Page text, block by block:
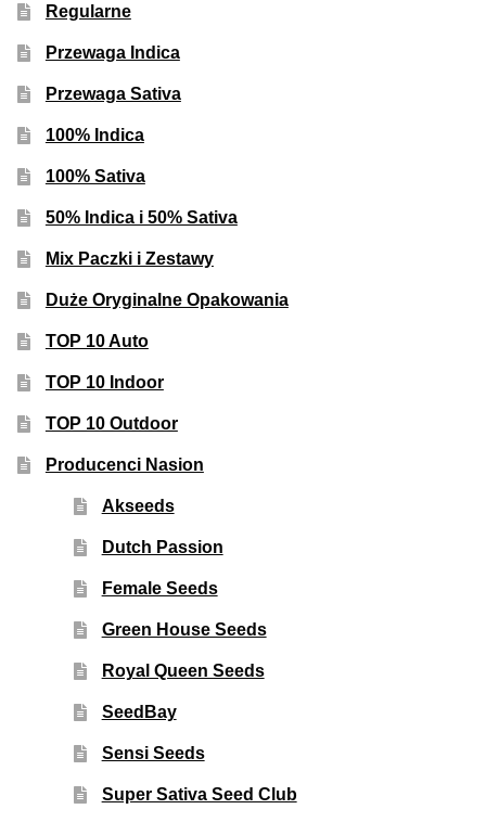
Regularne
Przewaga Indica
Przewaga Sativa
100% Indica
100% Sativa
50% Indica i 50% Sativa
Mix Paczki i Zestawy
Duże Oryginalne Opakowania
TOP 10 Auto
TOP 10 Indoor
TOP 10 Outdoor
Producenci Nasion
Akseeds
Dutch Passion
Female Seeds
Green House Seeds
Royal Queen Seeds
SeedBay
Sensi Seeds
Super Sativa Seed Club